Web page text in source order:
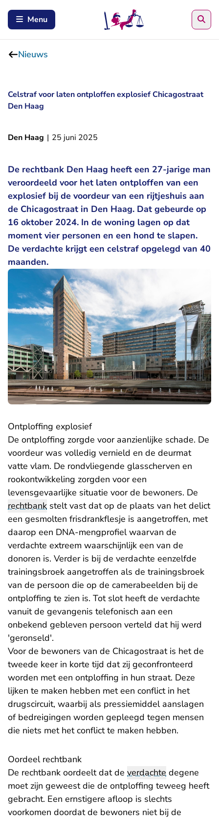
Menu
Nieuws
Celstraf voor laten ontploffen explosief Chicagostraat
Den Haag
Den Haag | 25 juni 2025
De rechtbank Den Haag heeft een 27-jarige man
veroordeeld voor het laten ontploffen van een
explosief bij de voordeur van een rijtjeshuis aan
de Chicagostraat in Den Haag. Dat gebeurde op
16 oktober 2024. In de woning lagen op dat
moment vier personen en een hond te slapen.
De verdachte krijgt een celstraf opgelegd van 40
maanden.
Ontploffing explosief
De ontploffing zorgde voor aanzienlijke schade. De
voordeur was volledig vernield en de deurmat
vatte vlam. De rondvliegende glasscherven en
rookontwikkeling zorgden voor een
levensgevaarlijke situatie voor de bewoners. De
rechtbank stelt vast dat op de plaats van het delict
een gesmolten frisdrankflesje is aangetroffen, met
daarop een DNA-mengprofiel waarvan de
verdachte extreem waarschijnlijk een van de
donoren is. Verder is bij de verdachte eenzelfde
trainingsbroek aangetroffen als de trainingsbroek
van de persoon die op de camerabeelden bij de
ontploffing te zien is. Tot slot heeft de verdachte
vanuit de gevangenis telefonisch aan een
onbekend gebleven persoon verteld dat hij werd
'geronseld'.
Voor de bewoners van de Chicagostraat is het de
tweede keer in korte tijd dat zij geconfronteerd
worden met een ontploffing in hun straat. Deze
lijken te maken hebben met een conflict in het
drugscircuit, waarbij als pressiemiddel aanslagen
of bedreigingen worden gepleegd tegen mensen
die niets met het conflict te maken hebben.
Oordeel rechtbank
De rechtbank oordeelt dat de verdachte degene
moet zijn geweest die de ontploffing teweeg heeft
gebracht. Een ernstigere afloop is slechts
voorkomen doordat de bewoners niet bij de